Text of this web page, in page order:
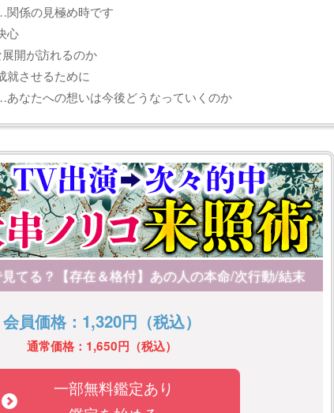
係の見極め時です
心
開が訪れるのか
就させるために
なたへの想いは今後どうなっていくのか
見てる？【存在＆格付】あの人の本命/次行動/結末
会員価格：1,320円（税込）
通常価格：1,650円（税込）
一部無料鑑定あり